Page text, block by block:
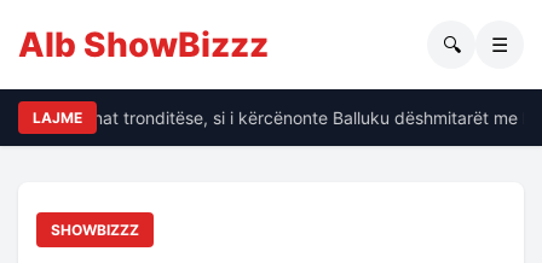
Alb ShowBizzz 🔍 ☰
LAJME
të dhënat tronditëse, si i kërcënonte Balluku dëshmitarët me
SHOWBIZZZ